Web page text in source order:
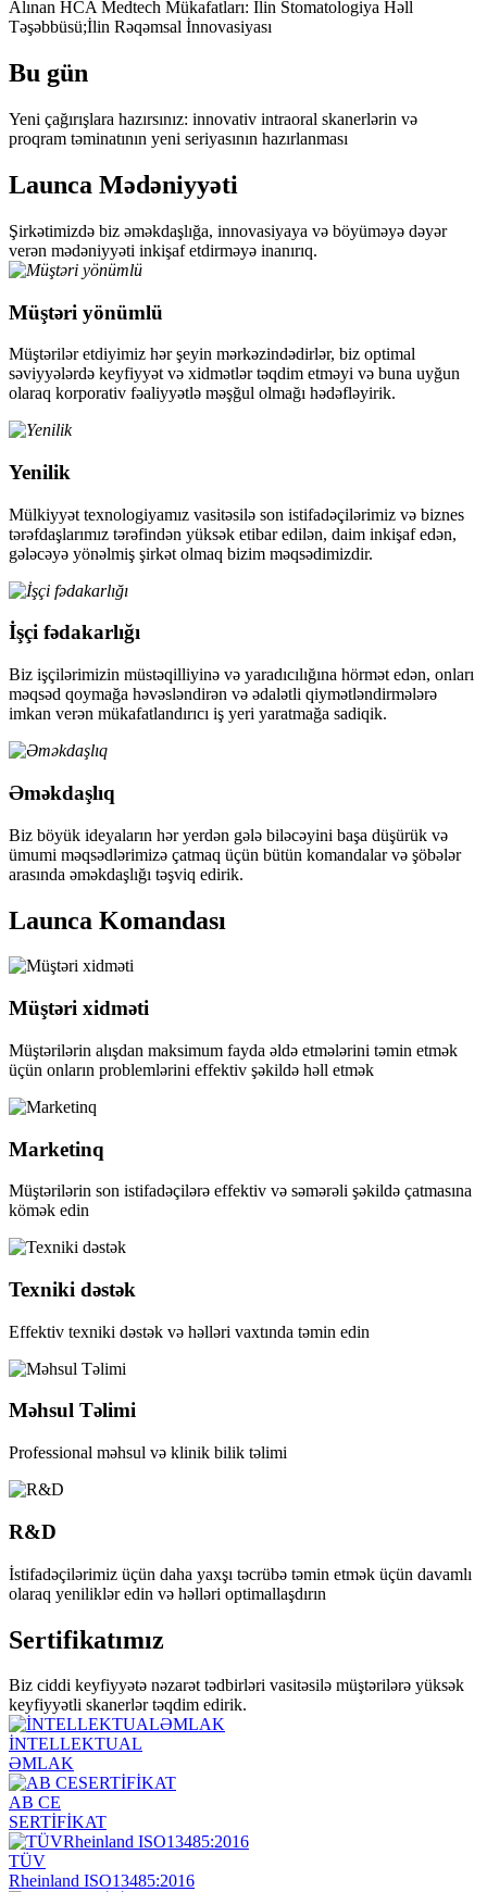
Alınan HCA Medtech Mükafatları: İlin Stomatologiya Həll
Təşəbbüsü;İlin Rəqəmsal İnnovasiyası
Bu gün
Yeni çağırışlara hazırsınız: innovativ intraoral skanerlərin və
proqram təminatının yeni seriyasının hazırlanması
Launca Mədəniyyəti
Şirkətimizdə biz əməkdaşlığa, innovasiyaya və böyüməyə dəyər
verən mədəniyyəti inkişaf etdirməyə inanırıq.
Müştəri yönümlü
Müştərilər etdiyimiz hər şeyin mərkəzindədirlər, biz optimal
səviyyələrdə keyfiyyət və xidmətlər təqdim etməyi və buna uyğun
olaraq korporativ fəaliyyətlə məşğul olmağı hədəfləyirik.
Yenilik
Mülkiyyət texnologiyamız vasitəsilə son istifadəçilərimiz və biznes
tərəfdaşlarımız tərəfindən yüksək etibar edilən, daim inkişaf edən,
gələcəyə yönəlmiş şirkət olmaq bizim məqsədimizdir.
İşçi fədakarlığı
Biz işçilərimizin müstəqilliyinə və yaradıcılığına hörmət edən, onları
məqsəd qoymağa həvəsləndirən və ədalətli qiymətləndirmələrə
imkan verən mükafatlandırıcı iş yeri yaratmağa sadiqik.
Əməkdaşlıq
Biz böyük ideyaların hər yerdən gələ biləcəyini başa düşürük və
ümumi məqsədlərimizə çatmaq üçün bütün komandalar və şöbələr
arasında əməkdaşlığı təşviq edirik.
Launca Komandası
Müştəri xidməti
Müştərilərin alışdan maksimum fayda əldə etmələrini təmin etmək
üçün onların problemlərini effektiv şəkildə həll etmək
Marketinq
Müştərilərin son istifadəçilərə effektiv və səmərəli şəkildə çatmasına
kömək edin
Texniki dəstək
Effektiv texniki dəstək və həlləri vaxtında təmin edin
Məhsul Təlimi
Professional məhsul və klinik bilik təlimi
R&D
İstifadəçilərimiz üçün daha yaxşı təcrübə təmin etmək üçün davamlı
olaraq yeniliklər edin və həlləri optimallaşdırın
Sertifikatımız
Biz ciddi keyfiyyətə nəzarət tədbirləri vasitəsilə müştərilərə yüksək
keyfiyyətli skanerlər təqdim edirik.
İNTELLEKTUAL
ƏMLAK
AB CE
SERTİFİKAT
TÜV
Rheinland ISO13485:2016